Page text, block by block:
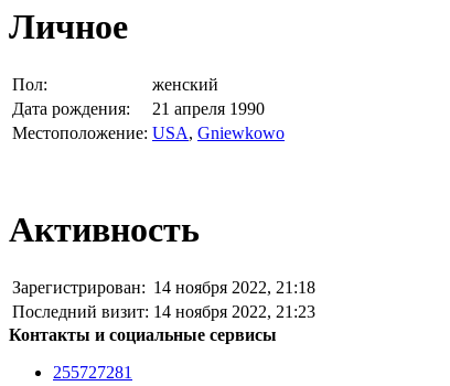
Личное
Пол:
женский
Дата рождения:
21 апреля 1990
Местоположение: USA, Gniewkowo
Активность
Зарегистрирован: 14 ноября 2022, 21:18
Последний визит: 14 ноября 2022, 21:23
Контакты и социальные сервисы
255727281